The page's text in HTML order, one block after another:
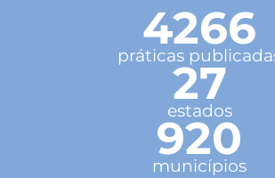
4266
práticas
27
estados
920
municípios